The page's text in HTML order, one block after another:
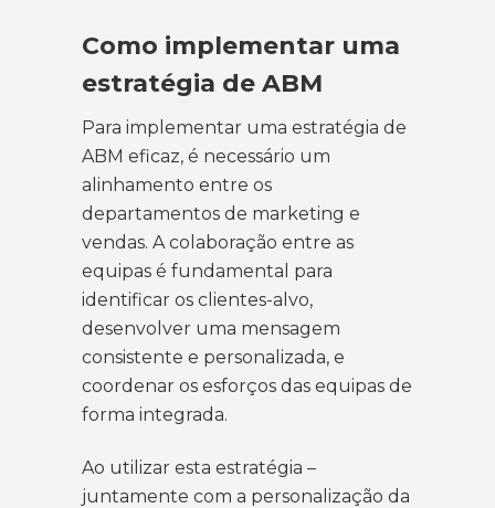
Como implementar uma
estratégia de ABM
Para implementar uma estratégia de
ABM eficaz, é necessário um
alinhamento entre os
departamentos de marketing e
vendas. A colaboração entre as
equipas é fundamental para
identificar os clientes-alvo,
desenvolver uma mensagem
consistente e personalizada, e
coordenar os esforços das equipas de
forma integrada.
Ao utilizar esta estratégia –
juntamente com a personalização da